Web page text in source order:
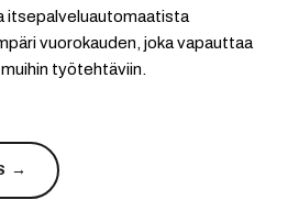
itsepalvelu­automaatista
vuorokauden, joka vapauttaa
työtehtäviin.
→